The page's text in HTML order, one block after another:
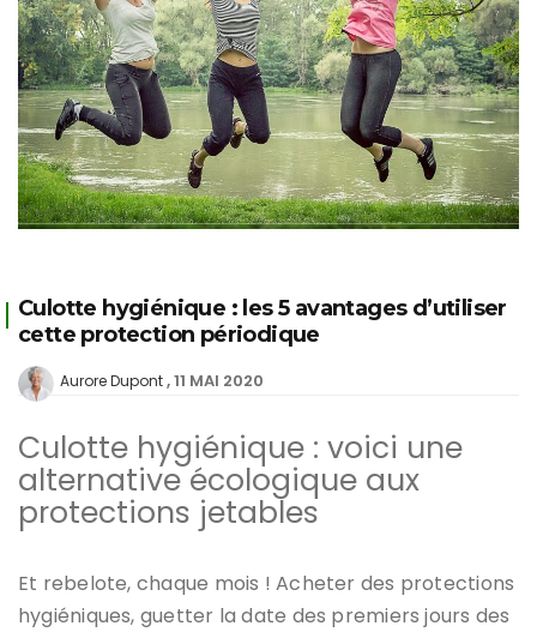
Culotte hygiénique : les 5 avantages d’utiliser
cette protection périodique
Aurore Dupont 11 MAI 2020
Culotte hygiénique : voici une
alternative écologique aux
protections jetables
Et rebelote, chaque mois ! Acheter des protections
hygiéniques, guetter la date des premiers jours des